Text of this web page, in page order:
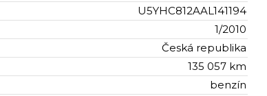
U5YHC812AAL141194
1/2010
Česká republika
135 057 km
benzín